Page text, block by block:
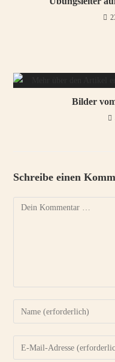
Bilder
Schreibe einen